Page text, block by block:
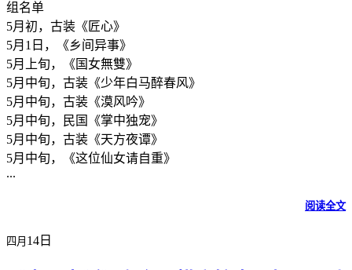
组名单
5月初，古装《匠心》
5月1日，《乡间异事》
5月上旬，《国女無雙》
5月中旬，古装《少年白马醉春风》
5月中旬，古装《漠风吟》
5月中旬，民国《掌中独宠》
5月中旬，古装《天方夜谭》
5月中旬，《这位仙女请自重》
...
阅读全文
四月 14日